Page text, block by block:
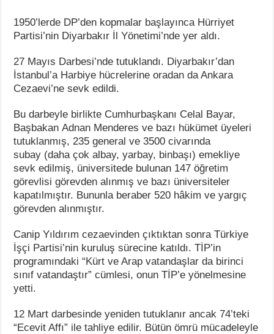
1950’lerde DP’den kopmalar başlayınca Hürriyet
Partisi’nin Diyarbakır İl Yönetimi’nde yer aldı.
27 Mayıs Darbesi’nde tutuklandı. Diyarbakır’dan
İstanbul’a Harbiye hücrelerine oradan da Ankara
Cezaevi’ne sevk edildi.
Bu darbeyle birlikte Cumhurbaşkanı Celal Bayar,
Başbakan Adnan Menderes ve bazı hükümet üyeleri
tutuklanmış, 235 general ve 3500 civarında
subay (daha çok albay, yarbay, binbaşı) emekliye
sevk edilmiş, üniversitede bulunan 147 öğretim
görevlisi görevden alınmış ve bazı üniversiteler
kapatılmıştır. Bununla beraber 520 hâkim ve yargıç
görevden alınmıştır.
Canip Yıldırım cezaevinden çıktıktan sonra Türkiye
İşçi Partisi’nin kuruluş sürecine katıldı. TİP’in
programındaki “Kürt ve Arap vatandaşlar da birinci
sınıf vatandaştır” cümlesi, onun TİP’e yönelmesine
yetti.
12 Mart darbesinde yeniden tutuklanır ancak 74’teki
“Ecevit Affı” ile tahliye edilir. Bütün ömrü mücadeleyle